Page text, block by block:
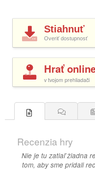
Stiahnuť
Overiť dostupnosť
Hrať
v tvojom prehliadači
Recenzia hry
Nie je tu zatiaľ žiadna
tom, aby sme pridali